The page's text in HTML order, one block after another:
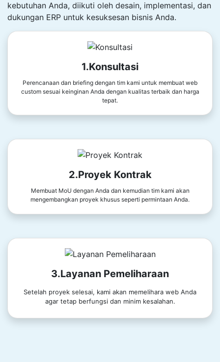
kebutuhan Anda, diikuti oleh desain, implementasi, dan
dukungan ERP untuk kesuksesan bisnis Anda.
1.Konsultasi
Perencanaan dan briefing dengan tim kami untuk membuat web
custom sesuai keinginan Anda dengan kualitas terbaik dan harga
tepat.
2.Proyek Kontrak
Membuat MoU dengan Anda dan kemudian tim kami akan
mengembangkan proyek khusus seperti permintaan Anda.
3.Layanan Pemeliharaan
Setelah proyek selesai, kami akan memelihara web Anda
agar tetap berfungsi dan minim kesalahan.